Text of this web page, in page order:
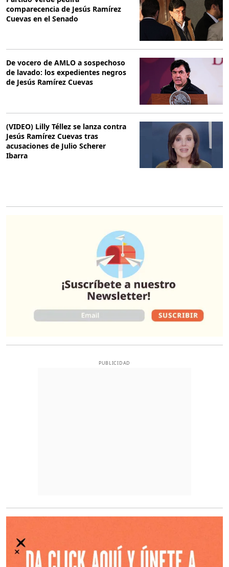
comparecencia de Jesús Ramírez
Cuevas en el Senado
De vocero de AMLO a sospechoso
de lavado: los expedientes negros
de Jesús Ramírez Cuevas
(VIDEO) Lilly Téllez se lanza contra
Jesús Ramírez Cuevas tras
acusaciones de Julio Scherer
Ibarra
PUBLICIDAD